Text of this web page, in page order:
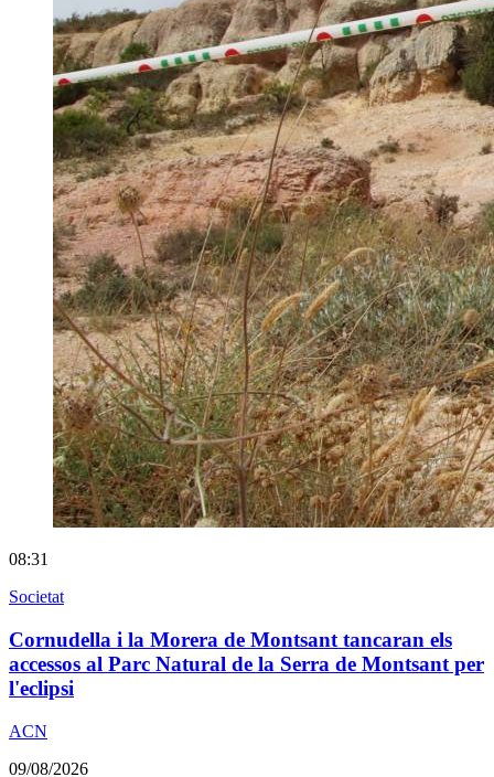
08:31
Societat
Cornudella i la Morera de Montsant tancaran els
accessos al Parc Natural de la Serra de Montsant per
l'eclipsi
ACN
09/08/2026